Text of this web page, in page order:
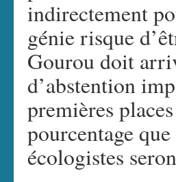
indirectement
génie risque
Gourou doit
d’abstention
premières
pourcentage
écologistes